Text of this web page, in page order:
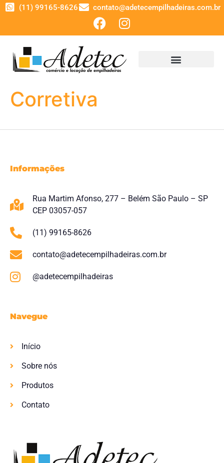
(11) 99165-8626 contato@adetecempilhadeiras.com.br
Corretiva
Navegue
Início
Sobre nós
Produtos
Contato
Informações
Rua Martim Afonso, 277 – Belém São Paulo – SP
CEP 03057-057
(11) 99165-8626
contato@adetecempilhadeiras.com.br
@adetecempilhadeiras